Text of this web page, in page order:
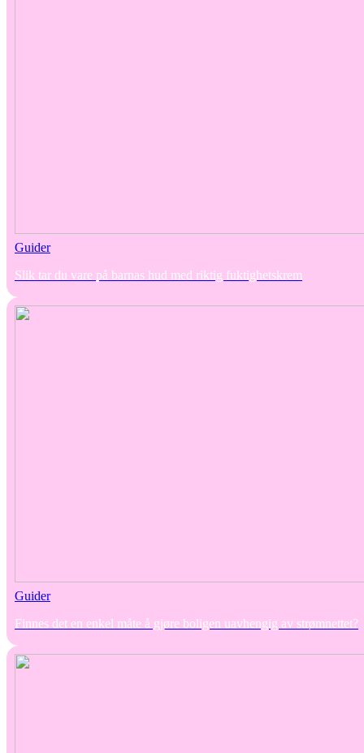
Guider
Slik tar du vare på barnas hud med riktig fuktighetskrem
Guider
Finnes det en enkel måte å gjøre boligen uavhengig av strømnettet?